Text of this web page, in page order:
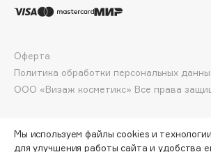
Dr. Vranjes Firenze
Dr.Jart+
ООО «Визаж косметикс» Все права
Оферта
Политика обработки персональных
Мы используем файлы cookies и
для улучшения работы сайта и удобства